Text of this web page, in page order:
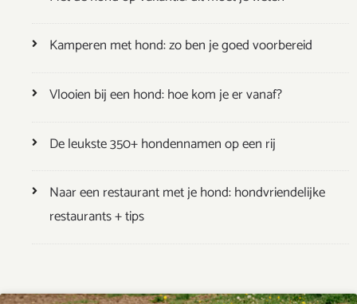
Kamperen met hond: zo ben je goed voorbereid
Vlooien bij een hond: hoe kom je er vanaf?
De leukste 350+ hondennamen op een rij
Naar een restaurant met je hond: hondvriendelijke
restaurants + tips